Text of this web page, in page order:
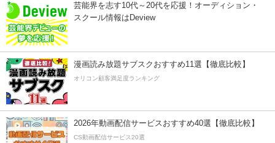
芸能界を志す10代～20代を応援！オーディション・
スクール情報はDeview
漫画読み放題サブスクおすすめ11選【徹底比較】
オリコン顧客満足度ランキング
2026年動画配信サービスおすすめ40選【徹底比較】
CS動画配信サービス20選